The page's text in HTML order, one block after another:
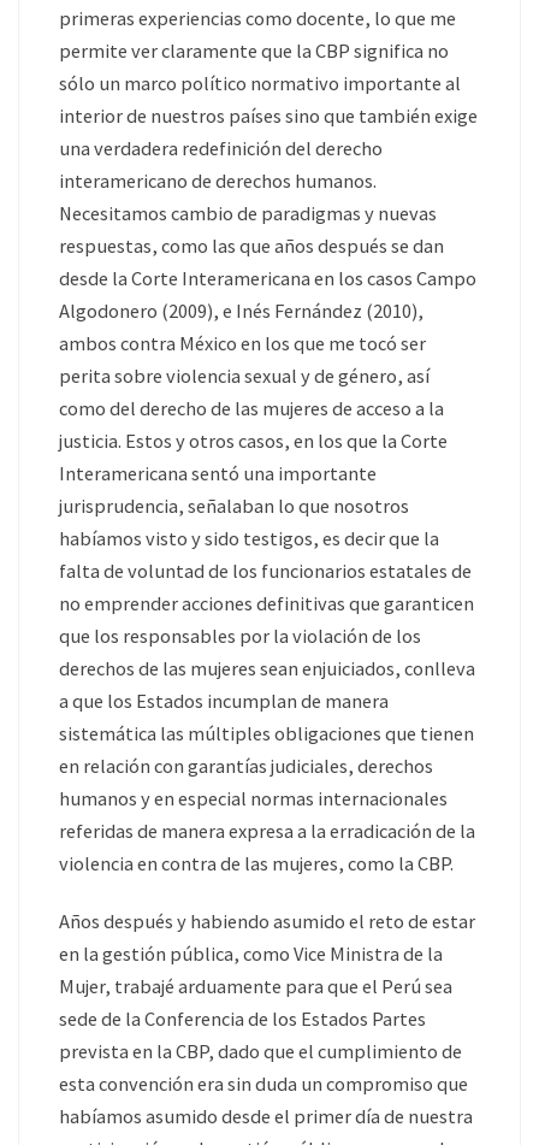
primeras experiencias como docente, lo que me
permite ver claramente que la CBP significa no
sólo un marco político normativo importante al
interior de nuestros países sino que también exige
una verdadera redefinición del derecho
interamericano de derechos humanos.
Necesitamos cambio de paradigmas y nuevas
respuestas, como las que años después se dan
desde la Corte Interamericana en los casos Campo
Algodonero (2009), e Inés Fernández (2010),
ambos contra México en los que me tocó ser
perita sobre violencia sexual y de género, así
como del derecho de las mujeres de acceso a la
justicia. Estos y otros casos, en los que la Corte
Interamericana sentó una importante
jurisprudencia, señalaban lo que nosotros
habíamos visto y sido testigos, es decir que la
falta de voluntad de los funcionarios estatales de
no emprender acciones definitivas que garanticen
que los responsables por la violación de los
derechos de las mujeres sean enjuiciados, conlleva
a que los Estados incumplan de manera
sistemática las múltiples obligaciones que tienen
en relación con garantías judiciales, derechos
humanos y en especial normas internacionales
referidas de manera expresa a la erradicación de la
violencia en contra de las mujeres, como la CBP.
Años después y habiendo asumido el reto de estar
en la gestión pública, como Vice Ministra de la
Mujer, trabajé arduamente para que el Perú sea
sede de la Conferencia de los Estados Partes
prevista en la CBP, dado que el cumplimiento de
esta convención era sin duda un compromiso que
habíamos asumido desde el primer día de nuestra